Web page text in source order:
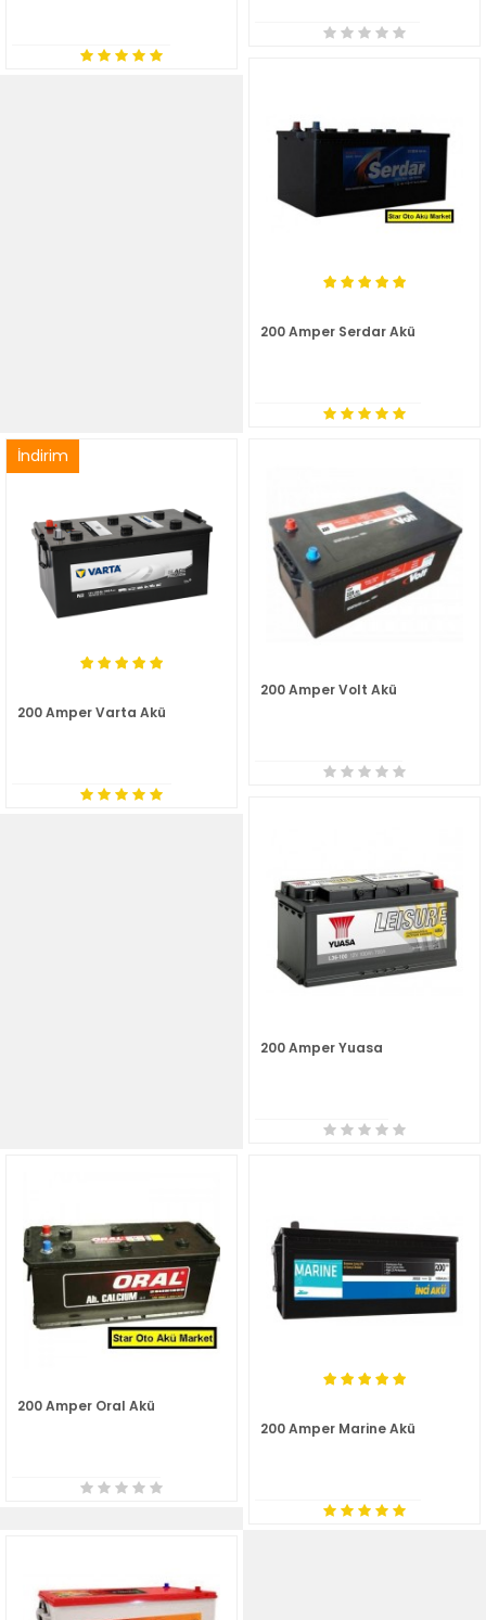
200 Amper Serdar Akü
İndirim
200 Amper Varta Akü
200 Amper Volt Akü
200 Amper Yuasa
200 Amper Oral Akü
200 Amper Marine Akü